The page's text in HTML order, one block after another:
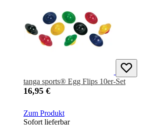
tanga sports® Egg Flips 10er-Set
16,95 €
Zum Produkt
Sofort lieferbar